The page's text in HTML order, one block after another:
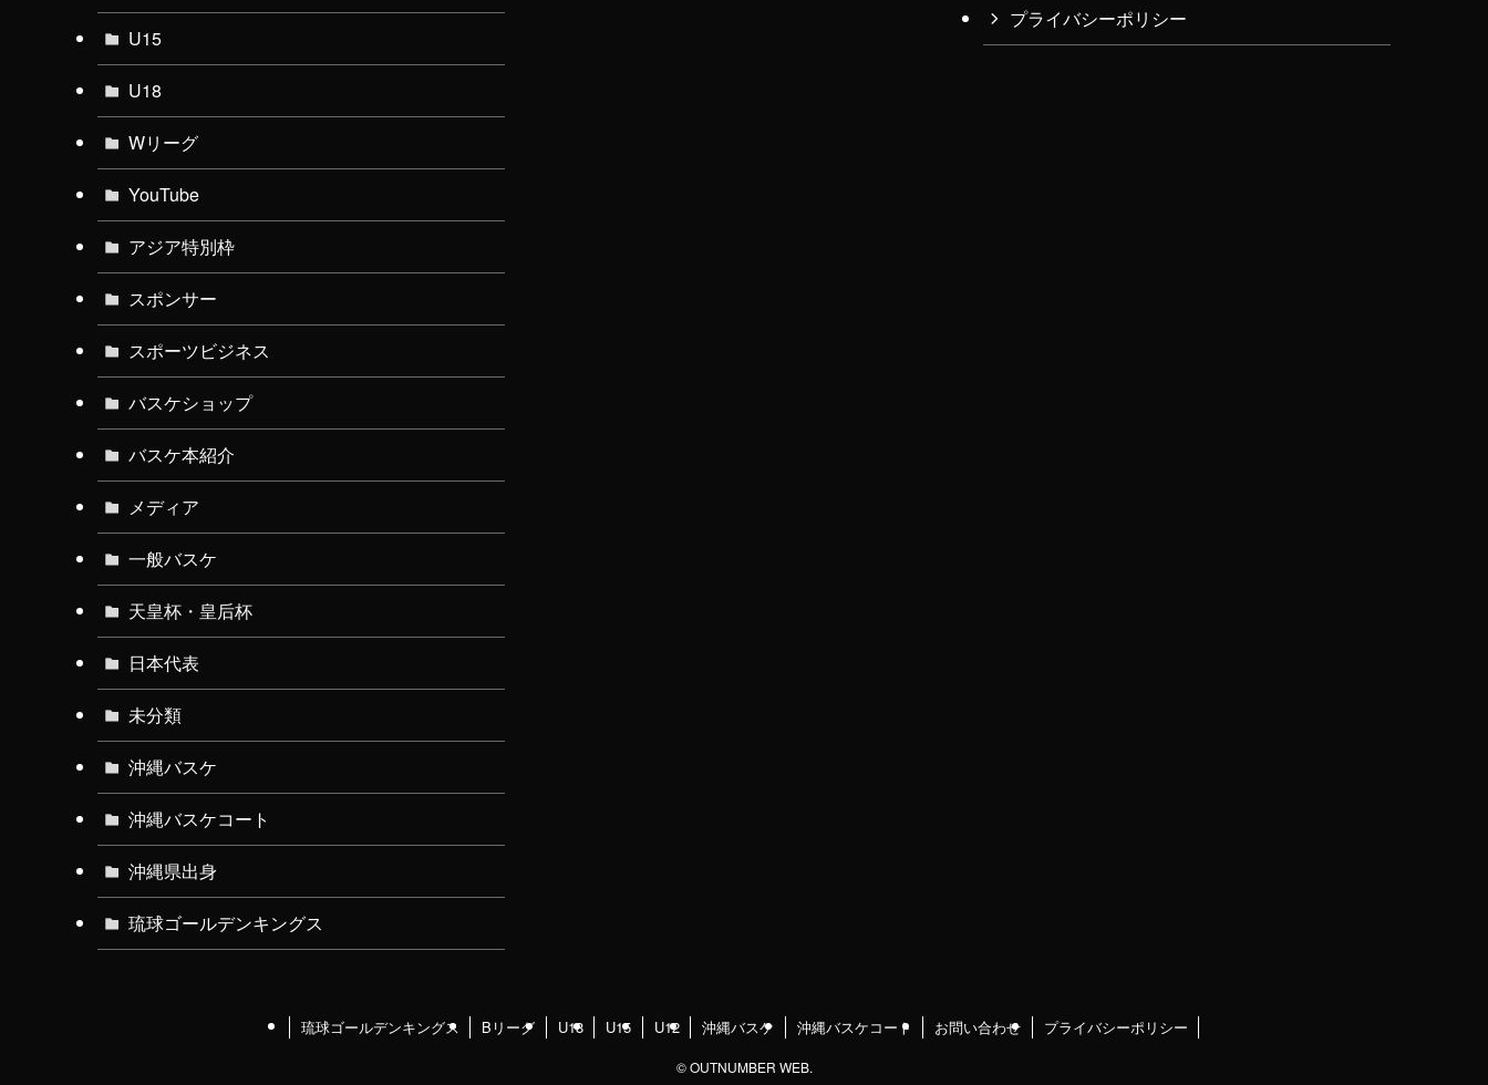
U15
U18
Wリーグ
YouTube
アジア特別枠
スポンサー
スポーツビジネス
バスケショップ
バスケ本紹介
メディア
一般バスケ
天皇杯・皇后杯
日本代表
未分類
沖縄バスケ
沖縄バスケコート
沖縄県出身
琉球ゴールデンキングス
プライバシーポリシー
琉球ゴールデンキングス Bリーグ U18 U15 U12 沖縄バスケ 沖縄バスケコート お問い合わせ プライバシーポリシー
©OUTNUMBER WEB.